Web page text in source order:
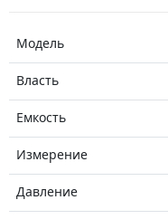
Модель
Власть
Емкость
Измерение
Давление